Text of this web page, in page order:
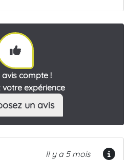
compte !
votre expérience
un avis
Il y a 5 mois